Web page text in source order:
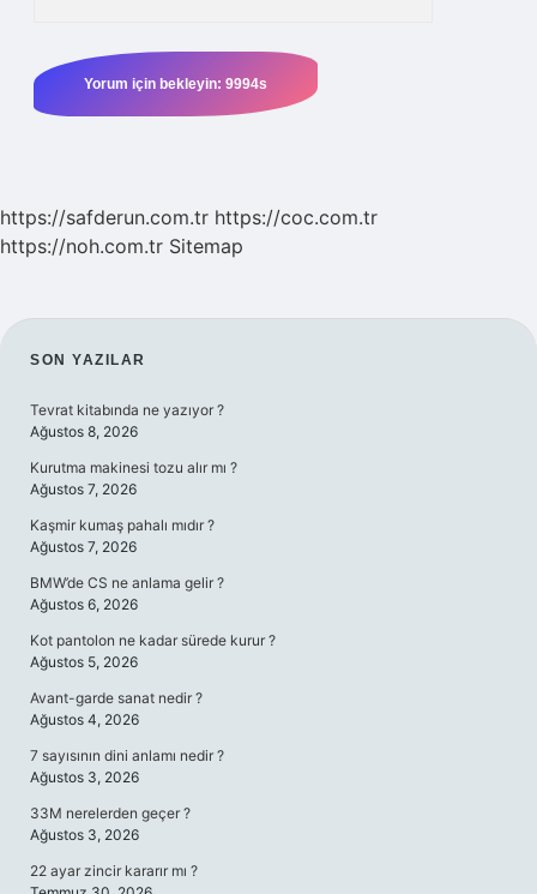
https://safderun.com.tr https://coc.com.tr
https://noh.com.tr Sitemap
SIDEBAR
SON YAZILAR
Tevrat kitabında ne yazıyor ?
Ağustos 8, 2026
Kurutma makinesi tozu alır mı ?
Ağustos 7, 2026
Kaşmir kumaş pahalı mıdır ?
Ağustos 7, 2026
BMW’de CS ne anlama gelir ?
Ağustos 6, 2026
Kot pantolon ne kadar sürede kurur ?
Ağustos 5, 2026
Avant-garde sanat nedir ?
Ağustos 4, 2026
7 sayısının dini anlamı nedir ?
Ağustos 3, 2026
33M nerelerden geçer ?
Ağustos 3, 2026
22 ayar zincir kararır mı ?